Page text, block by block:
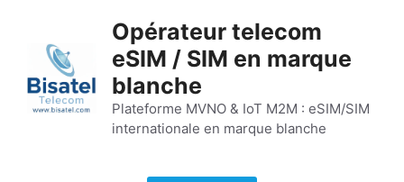
contenu
Opérateur telecom
eSIM / SIM en marque
blanche
Plateforme MVNO & IoT M2M : eSIM/SIM
internationale en marque blanche